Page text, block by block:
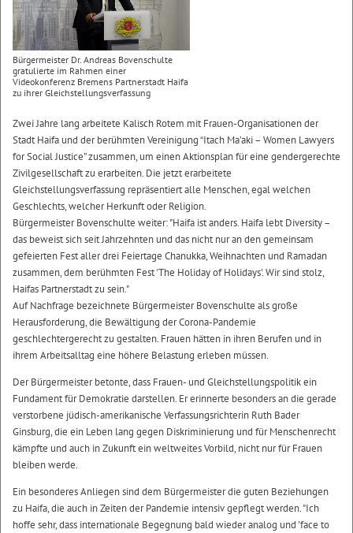
Bürgermeister Dr. Andreas Bovenschulte
gratulierte im Rahmen einer
Videokonferenz Bremens Partnerstadt Haifa
zu ihrer Gleichstellungsverfassung
Zwei Jahre lang arbeitete Kalisch Rotem mit Frauen-Organisationen der
Stadt Haifa und der berühmten Vereinigung “Itach Ma’aki – Women Lawyers
for Social Justice” zusammen, um einen Aktionsplan für eine gendergerechte
Zivilgesellschaft zu erarbeiten. Die jetzt erarbeitete
Gleichstellungsverfassung repräsentiert alle Menschen, egal welchen
Geschlechts, welcher Herkunft oder Religion.
Bürgermeister Bovenschulte weiter: "Haifa ist anders. Haifa lebt Diversity –
das beweist sich seit Jahrzehnten und das nicht nur an den gemeinsam
gefeierten Fest aller drei Feiertage Chanukka, Weihnachten und Ramadan
zusammen, dem berühmten Fest 'The Holiday of Holidays'. Wir sind stolz,
Haifas Partnerstadt zu sein."
Auf Nachfrage bezeichnete Bürgermeister Bovenschulte als große
Herausforderung, die Bewältigung der Corona-Pandemie
geschlechtergerecht zu gestalten. Frauen hätten in ihren Berufen und in
ihrem Arbeitsalltag eine höhere Belastung erleben müssen.
Der Bürgermeister betonte, dass Frauen- und Gleichstellungspolitik ein
Fundament für Demokratie darstellen. Er erinnerte besonders an die gerade
verstorbene jüdisch-amerikanische Verfassungsrichterin Ruth Bader
Ginsburg, die ein Leben lang gegen Diskriminierung und für Menschenrecht
kämpfte und auch in Zukunft ein weltweites Vorbild, nicht nur für Frauen
bleiben werde.
Ein besonderes Anliegen sind dem Bürgermeister die guten Beziehungen
zu Haifa, die auch in Zeiten der Pandemie intensiv gepflegt werden. "Ich
hoffe sehr, dass internationale Begegnung bald wieder analog und 'face to